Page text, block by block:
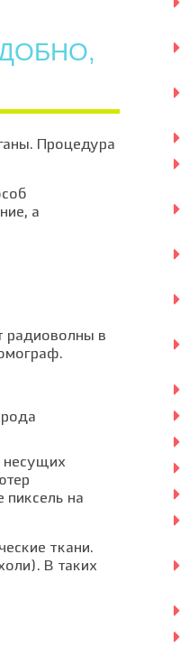
Процедура
а
радиоволны в
несущих
пиксель на
ткани.
В таких